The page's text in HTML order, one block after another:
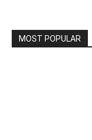
MOST POPULAR